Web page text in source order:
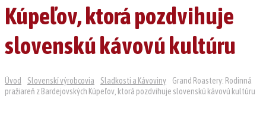
Kúpeľov, ktorá pozdvihuje
slovenskú kávovú kultúru
Úvod Slovenskí výrobcovia Sladkosti a Kávoviny
Grand Roastery: Rodinná
pražiareň z Bardejovských Kúpeľov, ktorá pozdvihuje slovenskú kávovú kultúru